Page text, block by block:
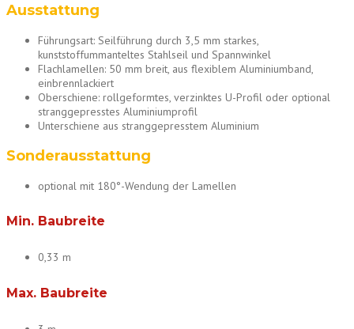
Ausstattung
Führungsart: Seilführung durch 3,5 mm starkes,
kunststoffummanteltes Stahlseil und Spannwinkel
Flachlamellen: 50 mm breit, aus flexiblem Aluminiumband,
einbrennlackiert
Oberschiene: rollgeformtes, verzinktes U-Profil oder optional
stranggepresstes Aluminiumprofil
Unterschiene aus stranggepresstem Aluminium
Sonderausstattung
optional mit 180°-Wendung der Lamellen
Min. Baubreite
0,33 m
Max. Baubreite